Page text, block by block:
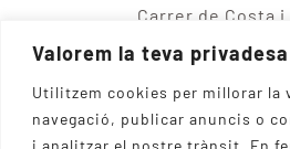
Valorem la teva privadesa
Utilitzem cookies per millorar la
navegació, publicar anuncis o
i analitzar el nostre trànsit.
En
Carrer de Costa i
08205 –
937 10